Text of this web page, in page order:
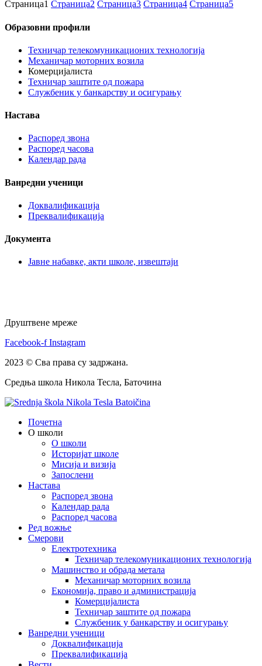
Страница1 Страница2 Страница3 Страница4 Страница5
Образовни профили
Техничар телекомуникационих технологија
Механичар моторних возила
Комерцијалиста
Техничар заштите од пожара
Службеник у банкарству и осигурању
Настава
Распоред звона
Распоред часова
Календар рада
Ванредни ученици
Доквалификација
Преквалификација
Документа
Јавне набавке, акти школе, извештаји
Друштвене мреже
Facebook-f Instagram
2023 © Сва права су задржана.
Средња школа Никола Тесла, Баточина
Почетна
О школи
О школи
Историјат школе
Мисија и визија
Запослени
Настава
Распоред звона
Календар рада
Распоред часова
Ред вожње
Смерови
Електротехника
Техничар телекомуникационих технологија
Машинство и обрада метала
Механичар моторних возила
Економија, право и администрација
Комерцијалиста
Техничар заштите од пожара
Службеник у банкарству и осигурању
Ванредни ученици
Доквалификација
Преквалификација